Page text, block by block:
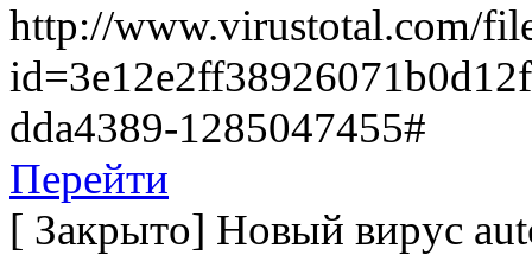
http://www.virustotal.com/
­dda4389-1285047455#
Перейти
[ Закрыто] Новый вирус